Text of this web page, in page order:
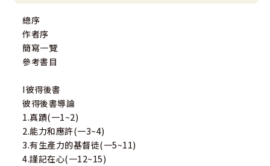
總序
作者序
簡寫一覽
參考書目
I彼得後書
彼得後書導論
1.真蹟(一1~2)
2.能力和應許(一3~4)
3.有生產力的基督徒(一5~11)
4.謹記在心(一12~15)